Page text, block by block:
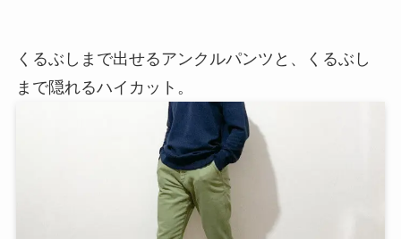
くるぶしまで出せるアンクルパンツと、くるぶし
まで隠れるハイカット。